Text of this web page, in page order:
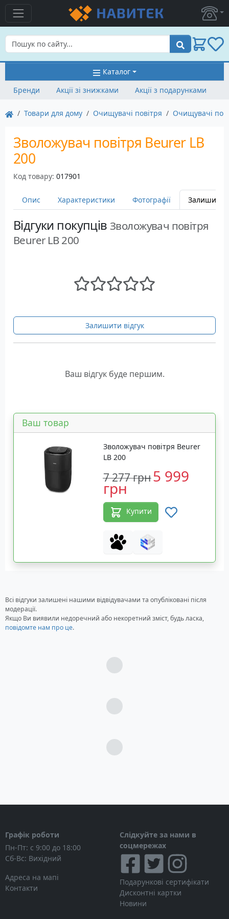
Пошук
Каталог
Бренди
Акції зі знижками Акції з подарунками
Товари для дому Очищувачі повітря Очищувачі
Зволожувач повітря Beurer LB
200
Код товару: 017901
Опис Характеристики Фотографії Залишити
Відгуки покупцівЗволожувач повітря
Beurer LB 200
Залишити відгук
Ваш відгук буде першим.
Ваш товар
Зволожувач повітря Beurer
LB 200
7 277 грн5 999
грн
Купити
Всі відгуки залишені нашими відвідувачами та опубліковані після
модерації.
Якщо Ви виявили недоречний або некоретний зміст, будь ласка,
повідомте нам про це.
Графік роботи
Пн-Пт: с 9:00 до 18:00
Сб-Вс: Вихідний
Адреса на мапі
Контакти
Слідкуйте за нами в
соцмережах
Подарункові сертифікати
Дисконтні картки
Новини